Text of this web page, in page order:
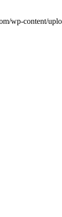
wp-content/